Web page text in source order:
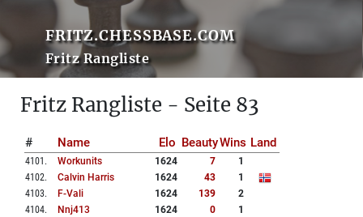
FRITZ.CHESSBASE.COM
Fritz Rangliste
Fritz Rangliste - Seite 83
# Name Elo BeautyWins Land
4101 . Workunits 1624 7
1
4102. Calvin Harris 1624 43
1
4103. F-Vali 1624 139
2
4104. Nnj413 1624 0
1